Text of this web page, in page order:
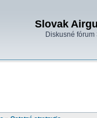
Slovak
Diskusné